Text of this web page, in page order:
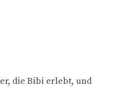
die Bibi erlebt, und